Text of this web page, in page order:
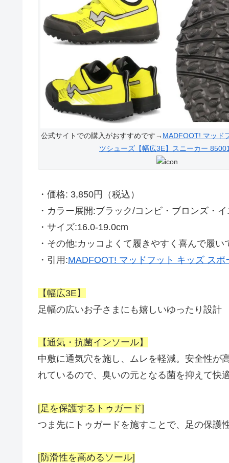
公式サイトでの購入がおすすめです→ MADFOOT! マッド
ツシューズ【幅広3E】スニーカー
・価格: 3,850円（税込）
・カラー展開:ブラック/コンビ・ブロンズ・
・サイズ:16.0-19.0cm
・その他:カッコよくて履きやすく喜んで履い
・引用:MADFOOT! マッドフット キッズ ス
【幅広3E】
足幅の広いお子さまにも嬉しいゆったり設計
【通気・抗菌インソール】
中敷に通気穴を施し、ムレを軽減。安全性が
れているので、臭いの元となる菌を抑えて快
[足を保護するトゥガード]
つま先にトゥガードを施すことで、足の保護
[防滑性を高めるソール]